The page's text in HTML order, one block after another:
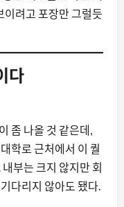
이려고 포장만 그럴듯
다
좀 나올 것 같은데,
학로 근처에서 이 퀄
부는 크지 않지만 회
다리지 않아도 됐다.